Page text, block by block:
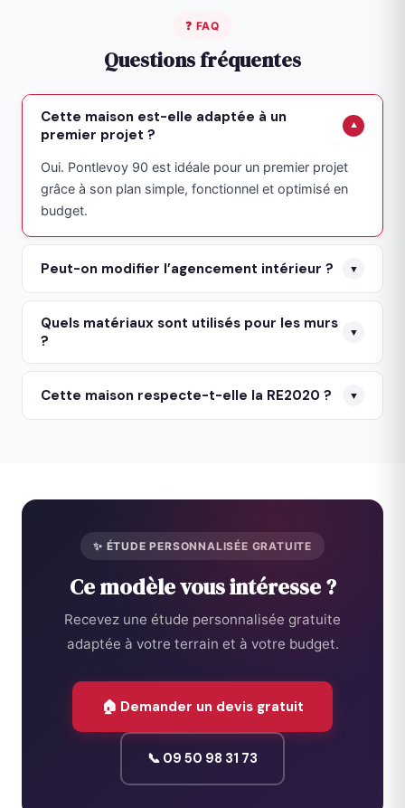
❓ FAQ
Questions fréquentes
Cette maison est-elle adaptée à un
premier projet ?
▼
Oui. Pontlevoy 90 est idéale pour un premier projet
grâce à son plan simple, fonctionnel et optimisé en
budget.
Peut-on modifier l’agencement intérieur ? ▼
Oui. Le plan est entièrement personnalisable :
cloisonnement, surface du séjour, ajout d’un bureau ou
modification des chambres.
Quels matériaux sont utilisés pour les murs
?
▼
Les murs sont réalisés en brique BGV Thermo 2 de 20 cm
offrant une résistance thermique R = 1,25 m².K/W.
Cette maison respecte-t-elle la RE2020 ? ▼
✨ ÉTUDE PERSONNALISÉE GRATUITE
Ce modèle vous intéresse ?
Recevez une étude personnalisée gratuite
adaptée à votre terrain et à votre budget.
🏠 Demander un devis gratuit
📞 09 50 98 31 73